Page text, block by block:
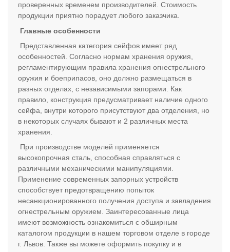
проверенных временем производителей. Стоимость
продукции приятно порадует любого заказчика.
Главные особенности
Представленная категория сейфов имеет ряд
особенностей. Согласно нормам хранения оружия,
регламентирующим правила хранения огнестрельного
оружия и боеприпасов, оно должно размещаться в
разных отделах, с независимыми запорами. Как
правило, конструкция предусматривает наличие одного
сейфа, внутри которого присутствуют два отделения, но
в некоторых случаях бывают и 2 различных места
хранения.
При производстве моделей применяется
высокопрочная сталь, способная справляться с
различными механическими манипуляциями.
Применение современных запорных устройств
способствует предотвращению попыток
несанкционированного получения доступа и завладения
огнестрельным оружием. Заинтересованные лица
имеют возможность ознакомиться с обширным
каталогом продукции в нашем торговом отделе в городе
г. Львов. Также вы можете оформить покупку и в